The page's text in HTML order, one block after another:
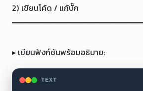
2) เขียนโค้ด / แก้บั๊ก
▸ เขียนฟังก์ชันพร้อมอธิบาย:
TEXT